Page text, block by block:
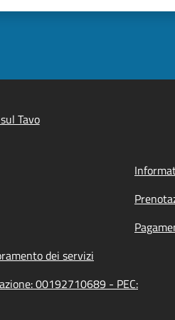
Tavo
dei servizi
00192710689 - PEC: